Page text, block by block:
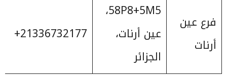
فرع عين
أرنات
58P8+5M5،
عين أرنات،
الجزائر
‎+21336732177